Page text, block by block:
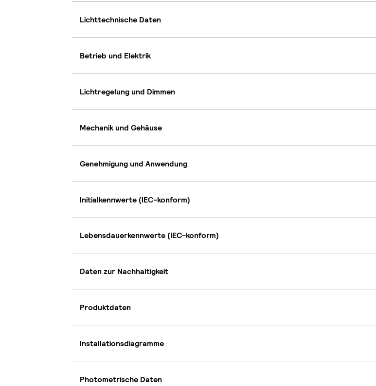
Lichttechnische Daten
Betrieb und Elektrik
Lichtregelung und Dimmen
Mechanik und Gehäuse
Genehmigung und Anwendung
Initialkennwerte (IEC-konform)
Lebensdauerkennwerte (IEC-konform)
Daten zur Nachhaltigkeit
Produktdaten
Installationsdiagramme
Photometrische Daten